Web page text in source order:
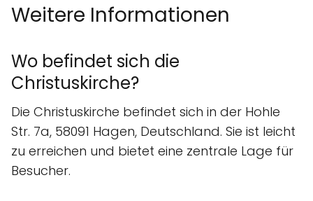
Weitere Informationen
Wo befindet sich die
Christuskirche?
Die Christuskirche befindet sich in der Hohle
Str. 7a, 58091 Hagen, Deutschland. Sie ist leicht
zu erreichen und bietet eine zentrale Lage für
Besucher.